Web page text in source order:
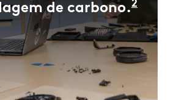
de carbono.